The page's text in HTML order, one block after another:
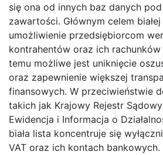
się ona od innych baz danych
zawartości. Głównym celem
umożliwienie przedsiębiorcom
kontrahentów oraz ich
temu możliwe jest uniknięcie
oraz zapewnienie większej
finansowych. W przeciwieństwie
takich jak Krajowy Rejestr
Ewidencja i Informacja o
biała lista koncentruje się
VAT oraz ich kontach